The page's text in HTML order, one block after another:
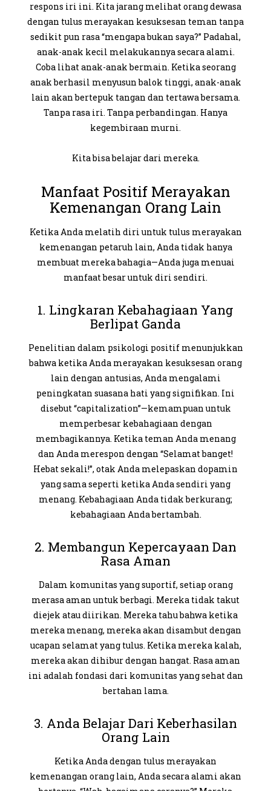
respons iri ini. Kita jarang melihat orang dewasa
dengan tulus merayakan kesuksesan teman tanpa
sedikit pun rasa “mengapa bukan saya?” Padahal,
anak-anak kecil melakukannya secara alami.
Coba lihat anak-anak bermain. Ketika seorang
anak berhasil menyusun balok tinggi, anak-anak
lain akan bertepuk tangan dan tertawa bersama.
Tanpa rasa iri. Tanpa perbandingan. Hanya
kegembiraan murni.
Kita bisa belajar dari mereka.
Manfaat Positif Merayakan
Kemenangan Orang Lain
Ketika Anda melatih diri untuk tulus merayakan
kemenangan petaruh lain, Anda tidak hanya
membuat mereka bahagia—Anda juga menuai
manfaat besar untuk diri sendiri.
1. Lingkaran Kebahagiaan Yang
Berlipat Ganda
Penelitian dalam psikologi positif menunjukkan
bahwa ketika Anda merayakan kesuksesan orang
lain dengan antusias, Anda mengalami
peningkatan suasana hati yang signifikan. Ini
disebut“capitalization”—kemampuan untuk
memperbesar kebahagiaan dengan
membagikannya. Ketika teman Anda menang
dan Anda merespon dengan “Selamat banget!
Hebat sekali!”, otak Anda melepaskan dopamin
yang sama seperti ketika Anda sendiri yang
menang. Kebahagiaan Anda tidak berkurang;
kebahagiaan Andabertambah.
2. Membangun Kepercayaan Dan
Rasa Aman
Dalam komunitas yang suportif, setiap orang
merasa aman untuk berbagi. Mereka tidak takut
diejek atau diirikan. Mereka tahu bahwa ketika
mereka menang, mereka akan disambut dengan
ucapan selamat yang tulus. Ketika mereka kalah,
mereka akan dihibur dengan hangat. Rasa aman
ini adalah fondasi dari komunitas yang sehat dan
bertahan lama.
3. Anda Belajar Dari Keberhasilan
Orang Lain
Ketika Anda dengan tulus merayakan
kemenangan orang lain, Anda secara alami akan